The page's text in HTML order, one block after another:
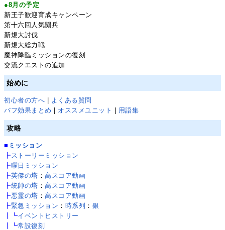
●8月の予定
新王子歓迎育成キャンペーン
第十六回人気闘兵
新規大討伐
新規大総力戦
魔神降臨ミッションの復刻
交流クエストの追加
始めに
初心者の方へ
よくある質問
バフ効果まとめ
オススメユニット 用語集
攻略
■ ミッション
┣ストーリーミッション
┣曜日ミッション
┣英傑の塔 ：高スコア動画
┣統帥の塔 ：高スコア動画
┣悪霊の塔 ：高スコア動画
┣緊急ミッション ： 時系列 ： 銀
┃┗イベントヒストリー
┃┗常設復刻